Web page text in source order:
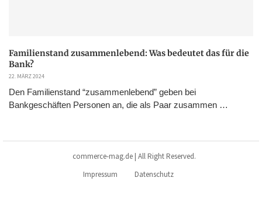
Familienstand zusammenlebend: Was bedeutet das für die
Bank?
22. MÄRZ 2024
Den Familienstand “zusammenlebend” geben bei
Bankgeschäften Personen an, die als Paar zusammen …
commerce-mag.de | All Right Reserved.
Impressum
Datenschutz